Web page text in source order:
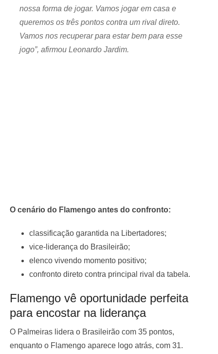
nossa forma de jogar. Vamos jogar em casa e
queremos os três pontos contra um rival direto.
Vamos nos recuperar para estar bem para esse
jogo”, afirmou Leonardo Jardim.
O cenário do Flamengo antes do confronto:
classificação garantida na Libertadores;
vice-liderança do Brasileirão;
elenco vivendo momento positivo;
confronto direto contra principal rival da tabela.
Flamengo vê oportunidade perfeita
para encostar na liderança
O Palmeiras lidera o Brasileirão com 35 pontos,
enquanto o Flamengo aparece logo atrás, com 31.